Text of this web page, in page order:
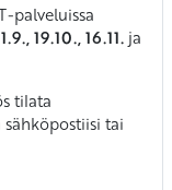
palveluissa
19.10., 16.11. ja
tilata
tai